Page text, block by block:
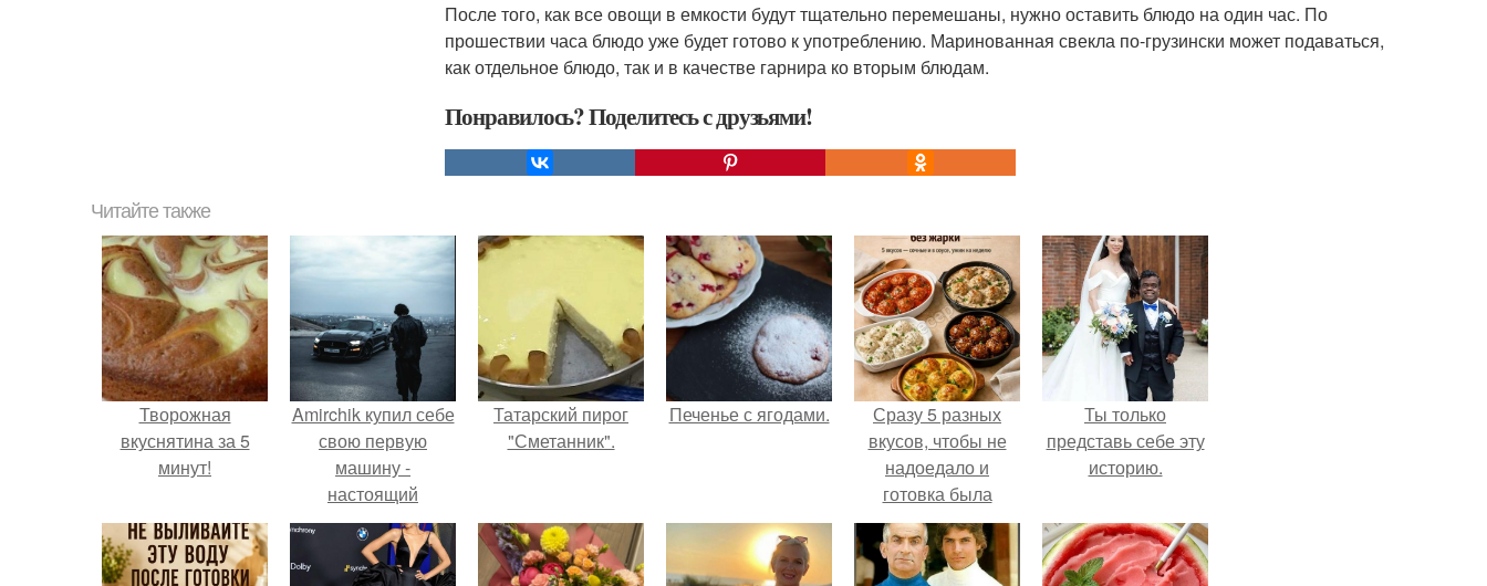
После того, как все овощи в емкости будут тщательно перемешаны, нужно оставить блюдо на один час. По
прошествии часа блюдо уже будет готово к употреблению. Маринованная свекла по-грузински может подаваться,
как отдельное блюдо, так и в качестве гарнира ко вторым блюдам.
Понравилось? Поделитесь с друзьями!
Читайте также
Творожная
вкуснятина за 5
минут!
Amirchik купил себе
свою первую
машину -
настоящий
автомобиль мечты
для многих
автолюбителей.
Татарский пирог
"Сметанник".
Печенье с ягодами.
Сразу 5 разных
вкусов, чтобы не
надоедало и
готовка была
проще.
Ты только
представь себе эту
историю.